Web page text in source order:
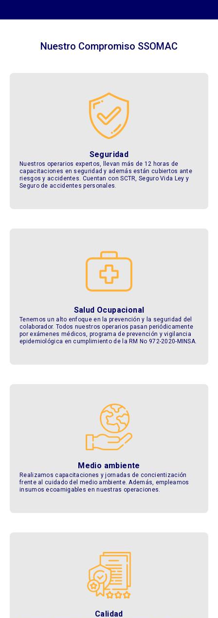
Nuestro Compromiso SSOMAC
Seguridad
Nuestros operarios expertos, llevan más de 12 horas de
capacitaciones en seguridad y además están cubiertos ante
riesgos y accidentes. Cuentan con SCTR, Seguro Vida Ley y
Seguro de accidentes personales.
Salud Ocupacional
Tenemos un alto enfoque en la prevención y la seguridad del
colaborador. Todos nuestros operarios pasan periódicamente
por exámenes médicos, programa de prevención y vigilancia
epidemiológica en cumplimiento de la RM No 972-2020-MINSA.
Medio ambiente
Realizamos capacitaciones y jornadas de concientización
frente al cuidado del medio ambiente. Además, empleamos
insumos ecoamigables en nuestras operaciones.
Calidad